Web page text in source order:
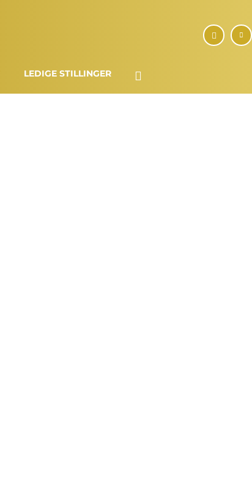
LEDIGE STILLINGER